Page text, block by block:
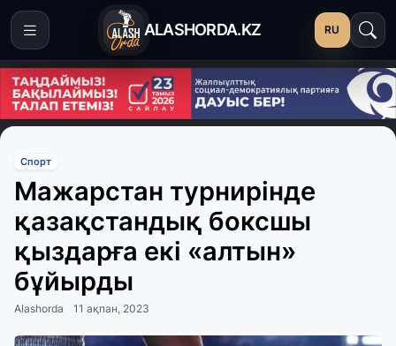
ALASHORDA.KZ RU
Спорт
Мажарстан турнирінде
қазақстандық боксшы
қыздарға екі «алтын»
бұйырды
Alashorda 11 ақпан, 2023